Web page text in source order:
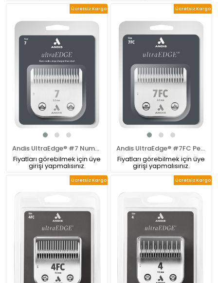
Andis UltraEdge® #7 Numara Pet Tıraş Makinesi Bıçağı
Ücretsiz Kargo
Fiyatları görebilmek için üye
girişi yapmalısınız.
Andis UltraEdge® #7FC Pet Tıraş Makinesi Bıçağı
Ücretsiz Kargo
Fiyatları görebilmek için üye
girişi yapmalısınız.
Ücretsiz Kargo Ücretsiz Kargo